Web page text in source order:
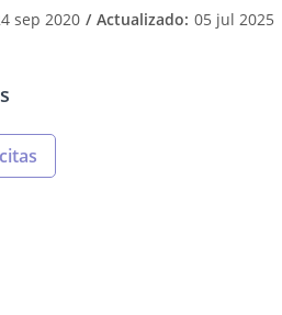
sep 2020 Actualizado: 05 jul 2025